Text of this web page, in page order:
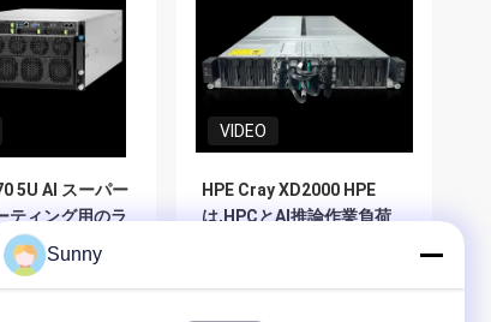
5U AI スーパー
ティング用のラ
ー インテル・ゼ
Nvidia
で動いていま
プライス
VIDEO
HPE Cray XD2000 HPE
は,HPCとAI推論作業負荷
ンをもたらす
Sunny